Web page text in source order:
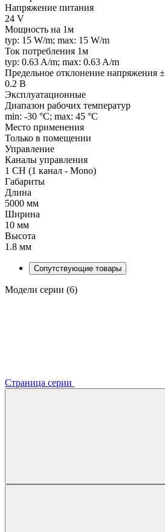
Напряжение питания
24 V
Мощность на 1м
typ: 15 W/m; max: 15 W/m
Ток потребления 1м
typ: 0.63 A/m; max: 0.63 A/m
Предельное отклонение напряжения ±
0.2 В
Эксплуатационные
Диапазон рабочих температур
min: -30 °C; max: 45 °C
Место применения
Только в помещении
Управление
Каналы управления
1 CH (1 канал - Mono)
Габариты
Длина
5000 мм
Ширина
10 мм
Высота
1.8 мм
Сопутствующие товары
Модели серии (6)
Страница серии